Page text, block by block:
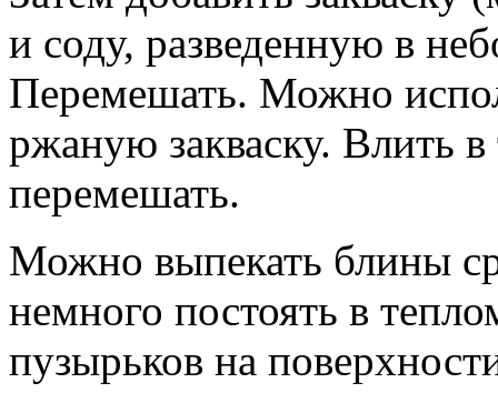
и соду, разведенную в
Перемешать. Можно
ржаную закваску. Влить в
перемешать.
Можно выпекать блины
немного постоять в
пузырьков на